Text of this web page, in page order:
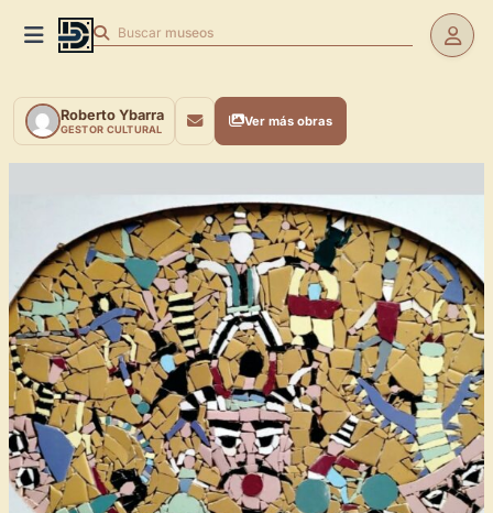
Buscar museos
Roberto Ybarra
GESTOR CULTURAL
Ver más obras